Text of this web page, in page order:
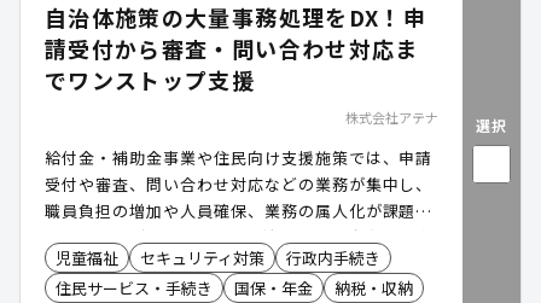
自治体施策の大量事務処理をDX！申
請受付から審査・問い合わせ対応ま
でワンストップ支援
株式会社アテナ
給付金・補助金事業や住民向け支援施策では、申請
受付や審査、問い合わせ対応などの業務が集中し、
職員負担の増加や人員確保、業務の属人化が課題と
なるケースがあります。「自治体・官公庁向け事務
局」は、申請書の作成・発送から受付、AI-OCRに
よるデータ化、審査、不備対応、コールセンター運
児童福祉 セキュリティ対策
行政内手続き
住民サービス・手続き
国保・年金 納税・収納
選択